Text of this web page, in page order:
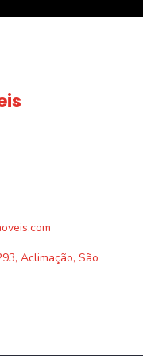
Aclimação, São